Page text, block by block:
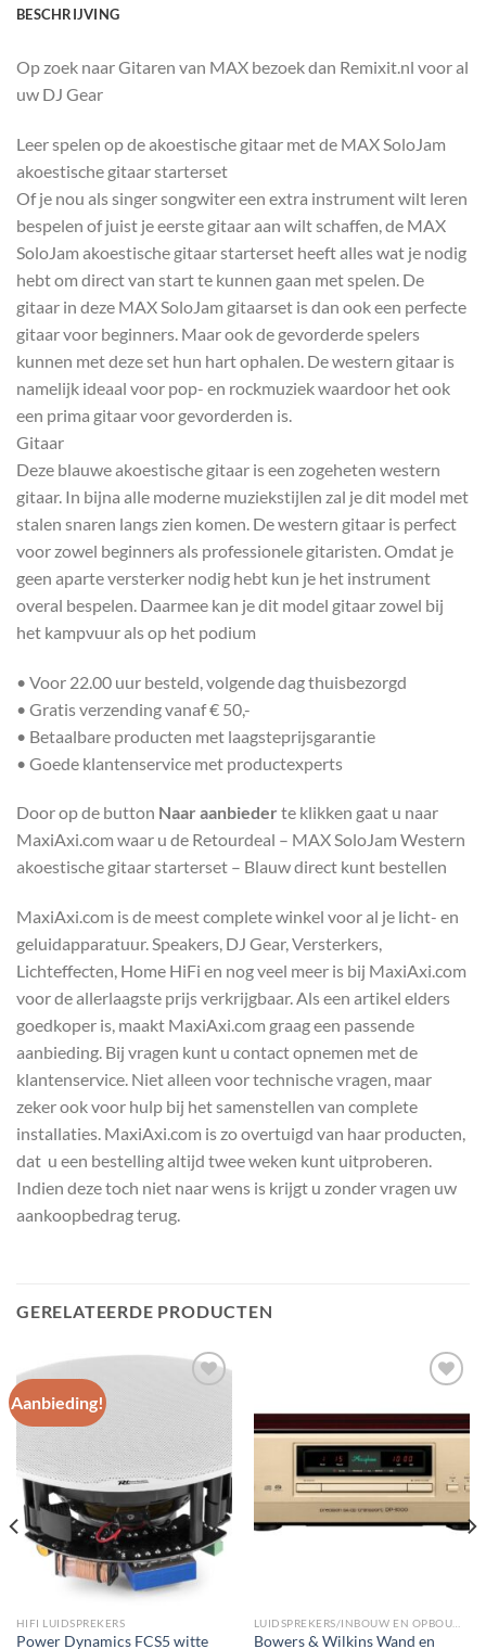
BESCHRIJVING
Op zoek naar Gitaren van MAX bezoek dan Remixit.nl voor al
uw DJ Gear
Leer spelen op de akoestische gitaar met de MAX SoloJam
akoestische gitaar starterset
Of je nou als singer songwiter een extra instrument wilt leren
bespelen of juist je eerste gitaar aan wilt schaffen, de MAX
SoloJam akoestische gitaar starterset heeft alles wat je nodig
hebt om direct van start te kunnen gaan met spelen. De
gitaar in deze MAX SoloJam gitaarset is dan ook een perfecte
gitaar voor beginners. Maar ook de gevorderde spelers
kunnen met deze set hun hart ophalen. De western gitaar is
namelijk ideaal voor pop- en rockmuziek waardoor het ook
een prima gitaar voor gevorderden is.
Gitaar
Deze blauwe akoestische gitaar is een zogeheten western
gitaar. In bijna alle moderne muziekstijlen zal je dit model met
stalen snaren langs zien komen. De western gitaar is perfect
voor zowel beginners als professionele gitaristen. Omdat je
geen aparte versterker nodig hebt kun je het instrument
overal bespelen. Daarmee kan je dit model gitaar zowel bij
het kampvuur als op het podium
• Voor 22.00 uur besteld, volgende dag thuisbezorgd
• Gratis verzending vanaf € 50,-
• Betaalbare producten met laagsteprijsgarantie
• Goede klantenservice met productexperts
Door op de button Naar aanbieder te klikken gaat u naar
MaxiAxi.com waar u de Retourdeal – MAX SoloJam Western
akoestische gitaar starterset – Blauw direct kunt bestellen
MaxiAxi.com is de meest complete winkel voor al je licht- en
geluidapparatuur. Speakers, DJ Gear, Versterkers,
Lichteffecten, Home HiFi en nog veel meer is bij MaxiAxi.com
voor de allerlaagste prijs verkrijgbaar. Als een artikel elders
goedkoper is, maakt MaxiAxi.com graag een passende
aanbieding. Bij vragen kunt u contact opnemen met de
klantenservice. Niet alleen voor technische vragen, maar
zeker ook voor hulp bij het samenstellen van complete
installaties. MaxiAxi.com is zo overtuigd van haar producten,
dat u een bestelling altijd twee weken kunt uitproberen.
Indien deze toch niet naar wens is krijgt u zonder vragen uw
aankoopbedrag terug.
GERELATEERDE PRODUCTEN
Aanbieding!
Toevoegen
aan
wenslijst
HIFI LUIDSPREKERS
Power Dynamics FCS5 witte
Toevoegen
aan
wenslijst
LUIDSPREKERS/INBOUW EN OPBOUW LUIDSPREKERS/WAND INBOUW SUBWOOFERS
Bowers & Wilkins Wand en